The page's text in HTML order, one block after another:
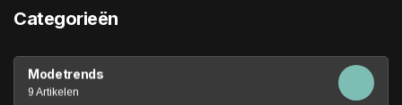
Categorieën
Modetrends
9 Artikelen